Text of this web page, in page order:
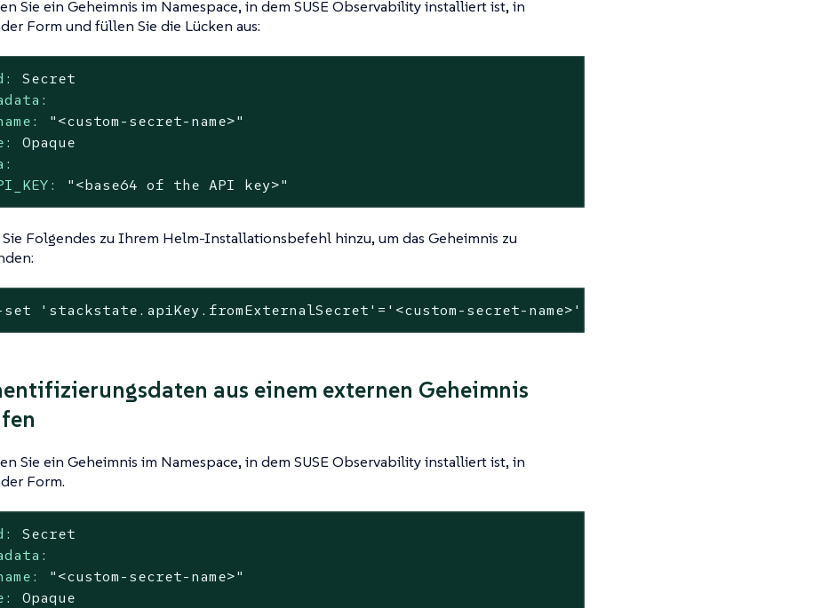
Sie ein Geheimnis im Namespace, in dem SUSE Observability installiert ist, in
Form und füllen Sie die Lücken aus:
Secret
"<custom-secret-name>"
Opaque
"<base64 of the API key>"
Sie Folgendes zu Ihrem Helm-Installationsbefehl hinzu, um das Geheimnis zu
set 'stackstate.apiKey.fromExternalSecret' = '<custom-secret-name>'
aus einem externen Geheimnis
Sie ein Geheimnis im Namespace, in dem SUSE Observability installiert ist, in
Form.
Secret
"<custom-secret-name>"
Opaque